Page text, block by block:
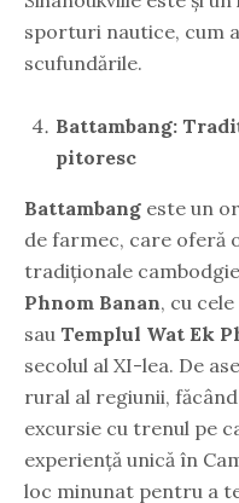
sporturi nautice, cum
scufundările.
Battambang:
pitoresc
Battambang este un
de farmec, care oferă
tradiționale
Phnom Banan, cu
sau Templul Wat Ek
secolul al XI-lea. De
rural al regiunii,
excursie cu trenul pe
experiență unică în
loc minunat pentru a